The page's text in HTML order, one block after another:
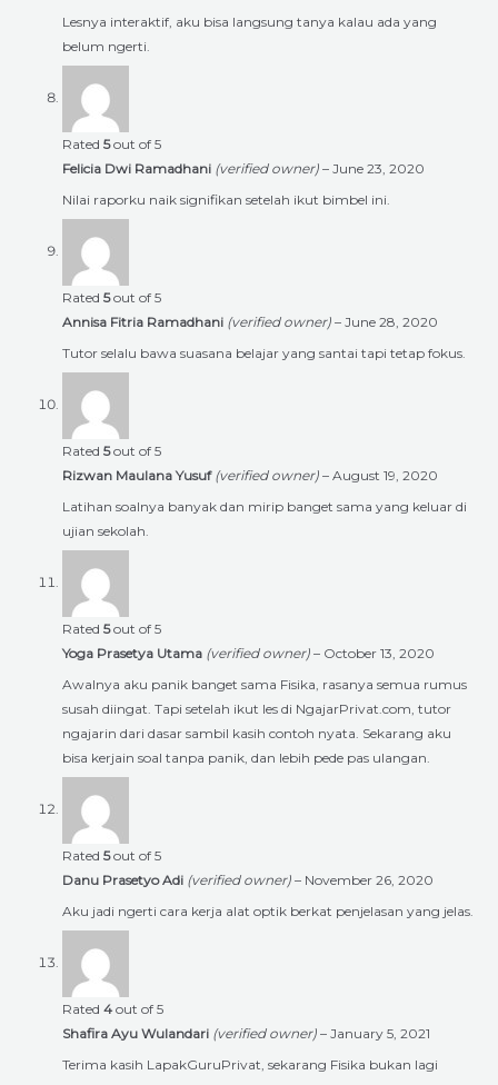
Lesnya interaktif, aku bisa langsung tanya kalau ada yang
belum ngerti.
Rated 5out of 5
Felicia Dwi Ramadhani (verified owner) – June 23, 2020
Nilai raporku naik signifikan setelah ikut bimbel ini.
Rated 5out of 5
Annisa Fitria Ramadhani (verified owner) – June 28, 2020
Tutor selalu bawa suasana belajar yang santai tapi tetap fokus.
Rated 5out of 5
Rizwan Maulana Yusuf (verified owner) – August 19, 2020
Latihan soalnya banyak dan mirip banget sama yang keluar di
ujian sekolah.
Rated 5out of 5
Yoga Prasetya Utama (verified owner) – October 13, 2020
Awalnya aku panik banget sama Fisika, rasanya semua rumus
susah diingat. Tapi setelah ikut les di NgajarPrivat.com, tutor
ngajarin dari dasar sambil kasih contoh nyata. Sekarang aku
bisa kerjain soal tanpa panik, dan lebih pede pas ulangan.
Rated 5out of 5
Danu Prasetyo Adi (verified owner) – November 26, 2020
Aku jadi ngerti cara kerja alat optik berkat penjelasan yang jelas.
Rated 4 out of 5
Shafira Ayu Wulandari (verified owner) – January 5, 2021
Terima kasih LapakGuruPrivat, sekarang Fisika bukan lagi